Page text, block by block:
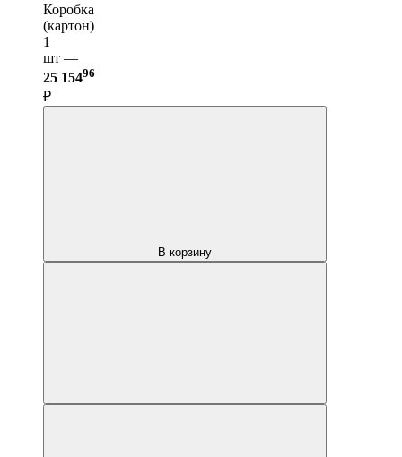
Коробка
(картон)
1
шт —
25 15496
₽
В корзину